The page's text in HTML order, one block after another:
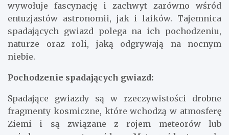
wywołuje fascynację i zachwyt zarówno wśród
entuzjastów astronomii, jak i laików. Tajemnica
spadających gwiazd polega na ich pochodzeniu,
naturze oraz roli, jaką odgrywają na nocnym
niebie.
Pochodzenie spadających gwiazd:
Spadające gwiazdy są w rzeczywistości drobne
fragmenty kosmiczne, które wchodzą w atmosferę
Ziemi i są związane z rojem meteorów lub